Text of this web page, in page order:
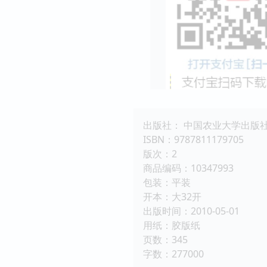
出版社： 中国农业大学出版
ISBN：9787811179705
版次：2
商品编码：10347993
包装：平装
开本：大32开
出版时间：2010-05-01
用纸：胶版纸
页数：345
字数：277000